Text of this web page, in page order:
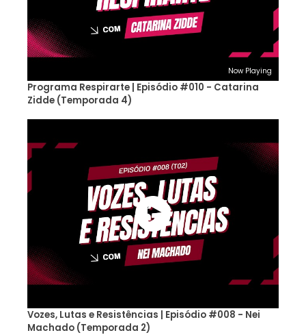
Now Playing
Programa Respirarte | Episódio #010 - Catarina
Zidde (Temporada 4)
Vozes, Lutas e Resistências | Episódio #008 - Nei
Machado (Temporada 2)